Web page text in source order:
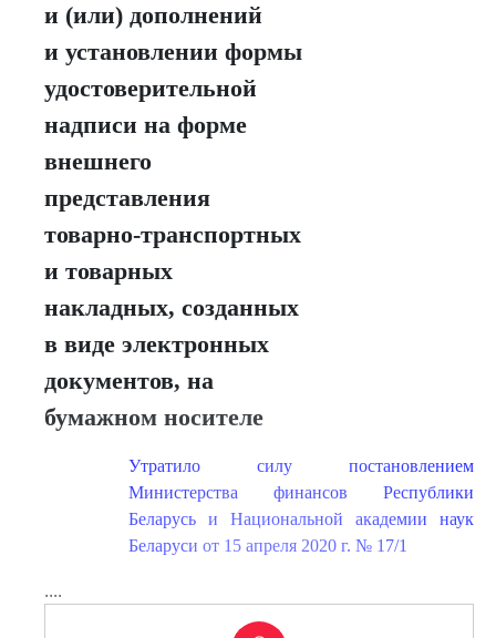
и (или) дополнений
и установлении формы
удостоверительной
надписи на форме
внешнего
представления
товарно-транспортных
и товарных
накладных, созданных
в виде электронных
документов, на
бумажном носителе
Утратило силу постановлением
Министерства финансов Республики
Беларусь и Национальной академии наук
Беларуси от 15 апреля 2020 г. № 17/1
....